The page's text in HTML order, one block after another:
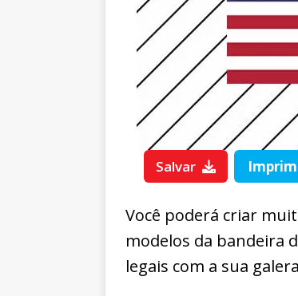
Salvar
Você poderá criar
modelos da bandeira
legais com a sua